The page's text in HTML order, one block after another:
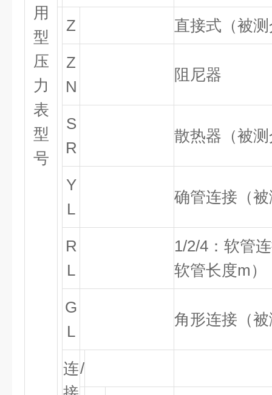
用
型
压
力
表
型
号
Z 直接式（被
Z
N
阻尼器
S
R
散热器（被
Y
L
确管连接（
R
L
1/2/4 ：软管
软管长度m ）
G
L
角形连接（
连/